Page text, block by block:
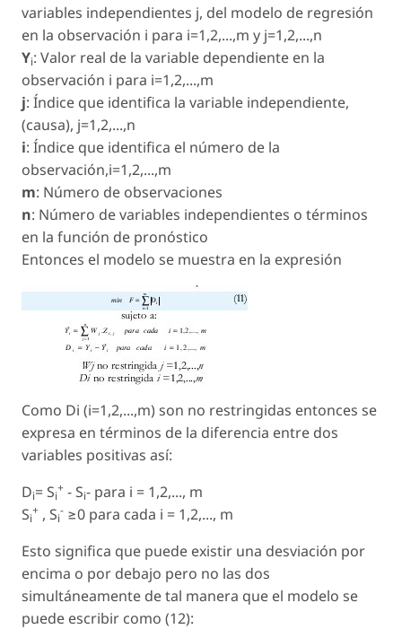
variables independientes j, del modelo de regresión
en la observación i para i=1,2,...,m y j=1,2,...,n
Yi: Valor real de la variable dependiente en la
observación i para i=1,2,...,m
j: Índice que identifica la variable independiente,
(causa), j=1,2,...,n
i: Índice que identifica el número de la
observación,i=1,2,...,m
m: Número de observaciones
n: Número de variables independientes o términos
en la función de pronóstico
Entonces el modelo se muestra en la expresión
Como Di (i=1,2,...,m) son no restringidas entonces se
expresa en términos de la diferencia entre dos
variables positivas así:
Di= Si
+ - Si- para i = 1,2,..., m
Si
+ , Si
- ≥0 para cada i = 1,2,..., m
Esto significa que puede existir una desviación por
encima o por debajo pero no las dos
simultáneamente de tal manera que el modelo se
puede escribir como (12):